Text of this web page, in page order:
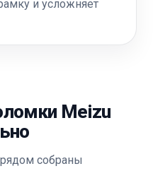
и усложняет
Meizu
собраны